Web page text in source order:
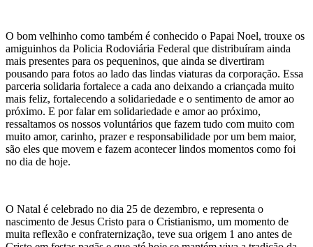
O bom velhinho como também é conhecido o Papai Noel, trouxe os
amiguinhos da Policia Rodoviária Federal que distribuíram ainda
mais presentes para os pequeninos, que ainda se divertiram
pousando para fotos ao lado das lindas viaturas da corporação. Essa
parceria solidaria fortalece a cada ano deixando a criançada muito
mais feliz, fortalecendo a solidariedade e o sentimento de amor ao
próximo. E por falar em solidariedade e amor ao próximo,
ressaltamos os nossos voluntários que fazem tudo com muito com
muito amor, carinho, prazer e responsabilidade por um bem maior,
são eles que movem e fazem acontecer lindos momentos como foi
no dia de hoje.
O Natal é celebrado no dia 25 de dezembro, e representa o
nascimento de Jesus Cristo para o Cristianismo, um momento de
muita reflexão e confraternização, teve sua origem 1 ano antes de